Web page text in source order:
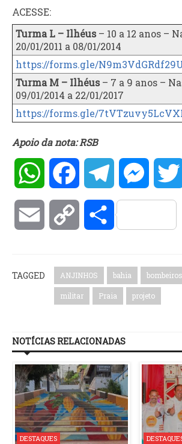
ACESSE:
Turma L – Ilhéus – 10 a 12 anos –
20/01/2011 a 08/01/2014
https://forms.gle/
Turma M – Ilhéus – 7 a 9 anos –
09/01/2014 a 22/01/2017
https://forms.gle/
Apoio da nota: RSB
WhatsAppFacebookTelegram
Email Copy Compartilhar
TAGGED ANJINHOS bahia bombeiros
militar Praia projeto
NOTÍCIAS RELACIONADAS
DESTAQUES